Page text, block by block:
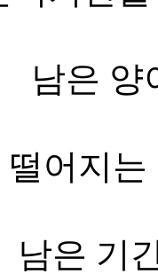
남은 양
떨어지
남은 기